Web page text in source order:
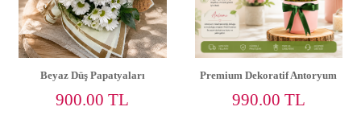
Beyaz Düş Papatyaları
900.00 TL
Premium Dekoratif Antoryum
990.00 TL